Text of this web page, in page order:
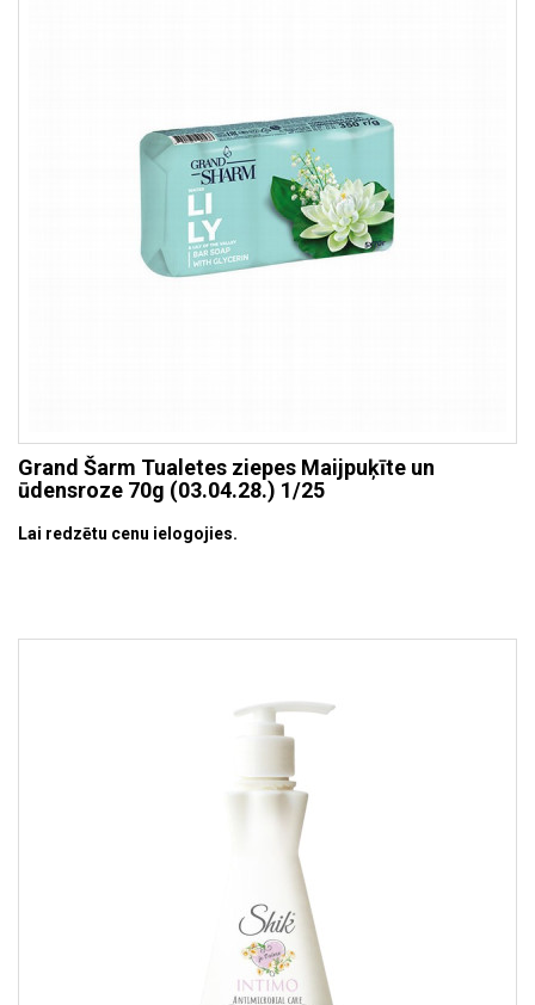
Grand Šarm Tualetes ziepes Maijpuķīte un
ūdensroze 70g (03.04.28.) 1/25
Lai redzētu cenu ielogojies.